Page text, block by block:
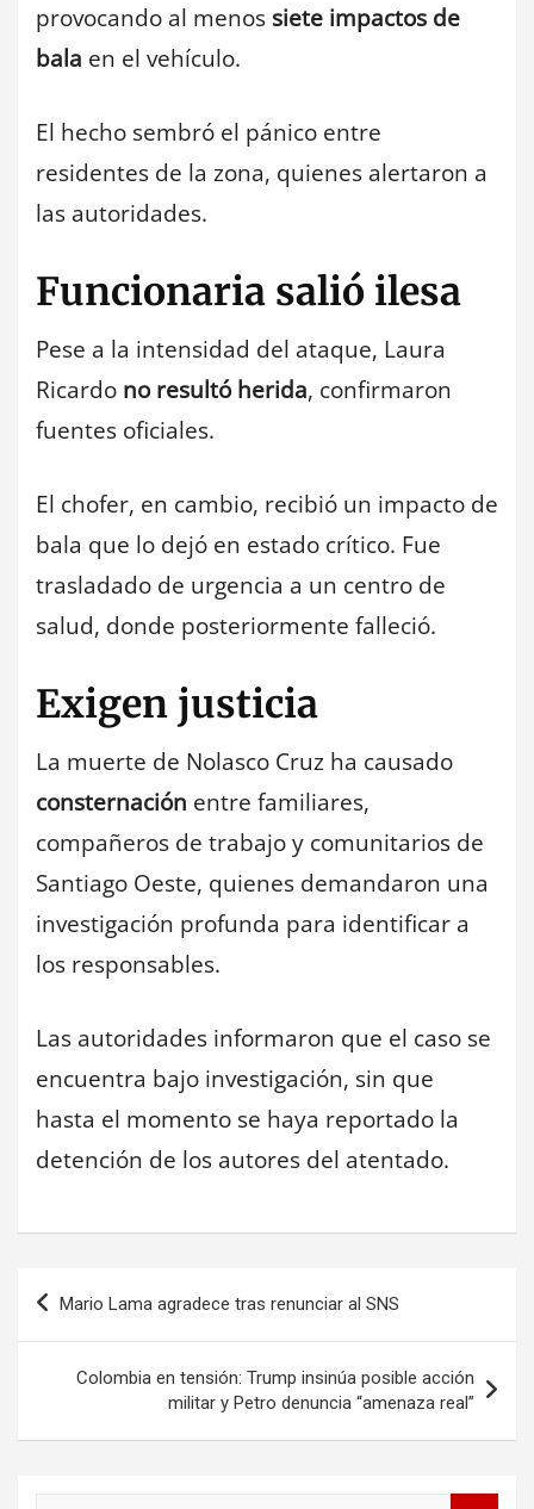
provocando al menos siete impactos de
bala en el vehículo.
El hecho sembró el pánico entre
residentes de la zona, quienes alertaron a
las autoridades.
Funcionaria salió ilesa
Pese a la intensidad del ataque, Laura
Ricardo no resultó herida, confirmaron
fuentes oficiales.
El chofer, en cambio, recibió un impacto de
bala que lo dejó en estado crítico. Fue
trasladado de urgencia a un centro de
salud, donde posteriormente falleció.
Exigen justicia
La muerte de Nolasco Cruz ha causado
consternación entre familiares,
compañeros de trabajo y comunitarios de
Santiago Oeste, quienes demandaron una
investigación profunda para identificar a
los responsables.
Las autoridades informaron que el caso se
encuentra bajo investigación, sin que
hasta el momento se haya reportado la
detención de los autores del atentado.
Navegación
de
entradas
Mario Lama agradece tras renunciar al SNS
Colombia en tensión: Trump insinúa posible acción
militar y Petro denuncia “amenaza real”